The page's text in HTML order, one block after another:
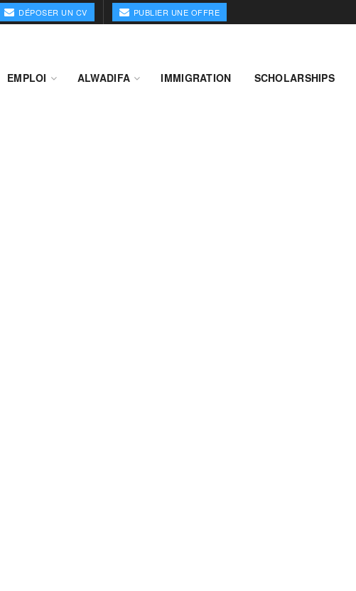
DÉPOSER UN CV PUBLIER UNE OFFRE
EMPLOI ALWADIFA IMMIGRATION SCHOLARSHIPS